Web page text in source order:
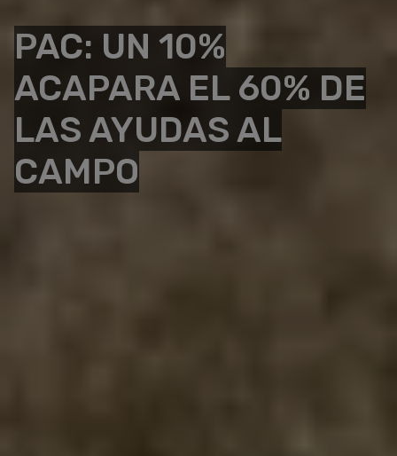
PAC: UN 10%
ACAPARA EL 60% DE
LAS AYUDAS AL
CAMPO